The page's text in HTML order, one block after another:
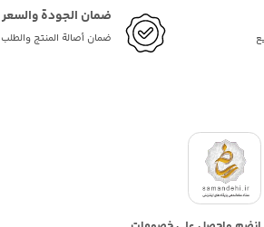
ضمان الجودة والسعر
ضمان أصالة المنتج والطلب